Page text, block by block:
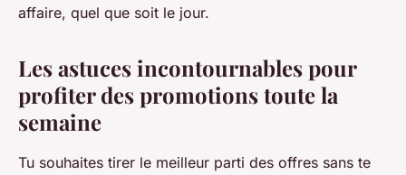
affaire, quel que soit le jour.
Les astuces incontournables pour
profiter des promotions toute la
semaine
Tu souhaites tirer le meilleur parti des offres sans te